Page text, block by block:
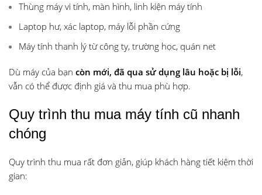
Thùng máy vi tính, màn hình, linh kiện máy tính
Laptop hư, xác laptop, máy lỗi phần cứng
Máy tính thanh lý từ công ty, trường học, quán net
Dù máy của bạn còn mới, đã qua sử dụng lâu hoặc bị lỗi,
vẫn có thể được định giá và thu mua phù hợp.
Quy trình thu mua máy tính cũ nhanh
chóng
Quy trình thu mua rất đơn giản, giúp khách hàng tiết kiệm thời
gian: